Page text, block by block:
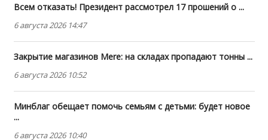
Всем отказать! Президент рассмотрел 17 прошений о ...
6 августа 2026 14:47
Закрытие магазинов Mere: на складах пропадают тонны ...
6 августа 2026 10:52
Минблаг обещает помочь семьям с детьми: будет новое
...
6 августа 2026 10:40